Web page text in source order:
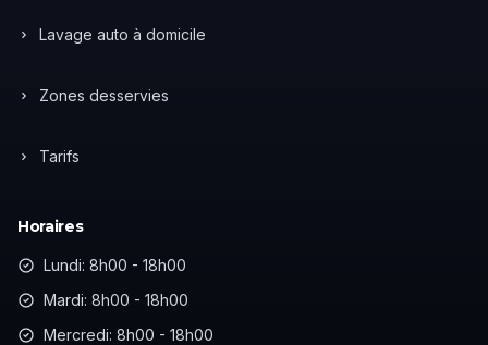
Lavage auto à domicile
Zones desservies
Tarifs
Horaires
Lundi: 8h00 - 18h00
Mardi: 8h00 - 18h00
Mercredi: 8h00 - 18h00